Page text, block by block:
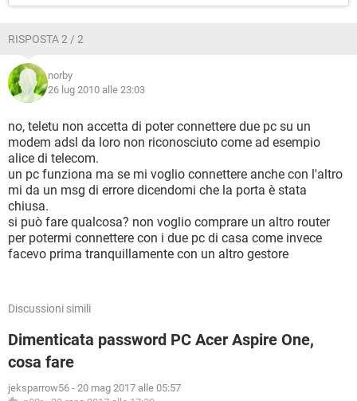
RISPOSTA 2 / 2
norby
26 lug 2010 alle 23:03
no, teletu non accetta di poter connettere due pc su un
modem adsl da loro non riconosciuto come ad esempio
alice di telecom.
un pc funziona ma se mi voglio connettere anche con l'altro
mi da un msg di errore dicendomi che la porta è stata
chiusa.
si può fare qualcosa? non voglio comprare un altro router
per potermi connettere con i due pc di casa come invece
facevo prima tranquillamente con un altro gestore
Discussioni simili
Dimenticata password PC Acer Aspire One,
cosa fare
jeksparrow56 - 20 mag 2017 alle 05:57